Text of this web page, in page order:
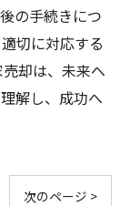
の手続きにつ
切に対応する
却は、未来へ
解し、成功へ
次のページ >